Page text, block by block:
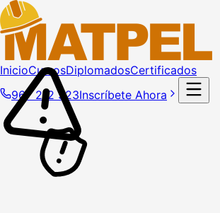
InicioCursosDiplomadosCertificados
967 212 323Inscríbete Ahora